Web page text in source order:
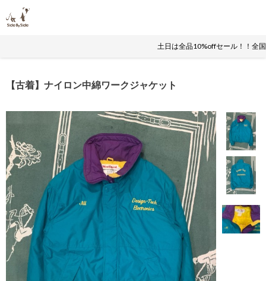
土日は全品10%offセール！！全
【古着】ナイロン中綿ワークジャケット